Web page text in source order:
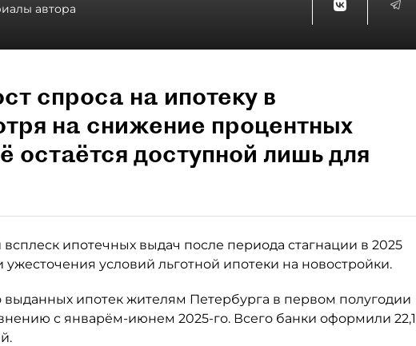
автора
спроса на ипотеку в
на снижение процентных
остаётся доступной лишь для
ипотечных выдач после периода стагнации в 2025
условий льготной ипотеки на новостройки.
выданных ипотек жителям Петербурга в первом полугодии
с январём-июнем 2025-го. Всего банки оформили 22,1